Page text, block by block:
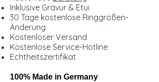
Inklusive Gravur & Etui
30 Tage kostenlose Ringgrößen-
Änderung
Kostenloser Versand
Kostenlose Service-Hotline
Echtheitszertifikat
100% Made in Germany